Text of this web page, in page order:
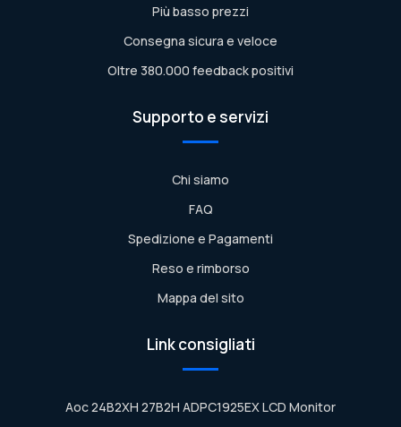
Più basso prezzi
Consegna sicura e veloce
Oltre 380.000 feedback positivi
Supporto e servizi
Chi siamo
FAQ
Spedizione e Pagamenti
Reso e rimborso
Mappa del sito
Link consigliati
Aoc 24B2XH 27B2H ADPC1925EX LCD Monitor